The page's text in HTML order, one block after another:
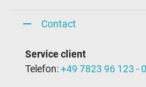
9,8 mm
Non
Contact
Service client
Telefon:+49 7823 96 123 - 0